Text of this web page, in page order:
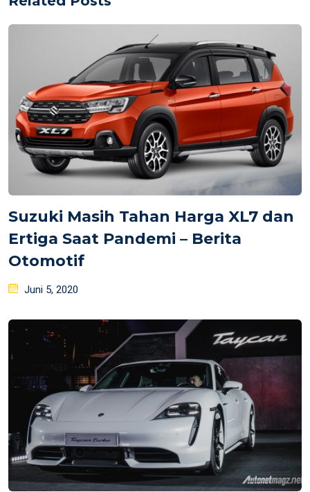
Suzuki Masih Tahan Harga XL7 dan
Ertiga Saat Pandemi – Berita
Otomotif
Posted
Juni 5, 2020